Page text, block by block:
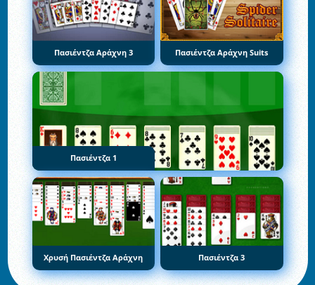
Πασιέντζα Αράχνη 3 Πασιέντζα Αράχνη Suits
Πασιέντζα 1
Χρυσή Πασιέντζα Αράχνη Πασιέντζα 3